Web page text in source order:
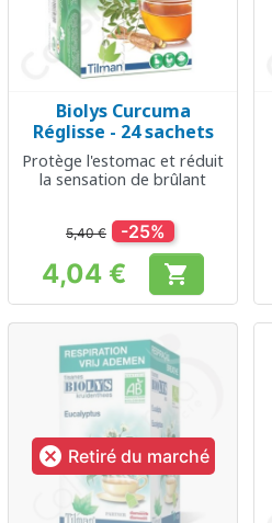
Biolys Curcuma
Réglisse - 24 sachets
Protège l'estomac et réduit
la sensation de brûlant
5,40 € -25%
Prix
4,04 € 
 Retiré du marché